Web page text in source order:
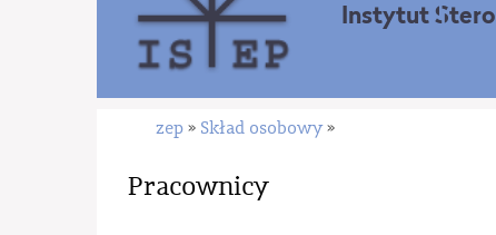
Instytut
zep » Skład osobowy »
Pracownicy